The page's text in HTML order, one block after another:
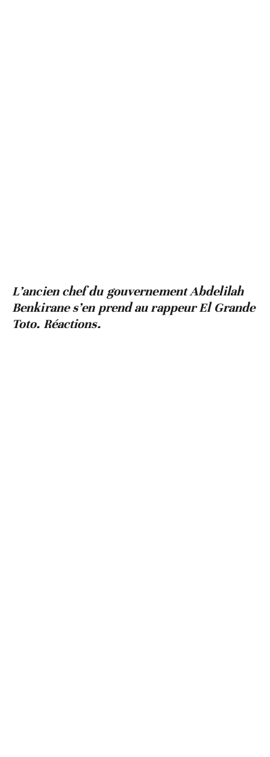
L’ancien chef du gouvernement Abdelilah
Benkirane s’en prend au rappeur El Grande
Toto. Réactions.